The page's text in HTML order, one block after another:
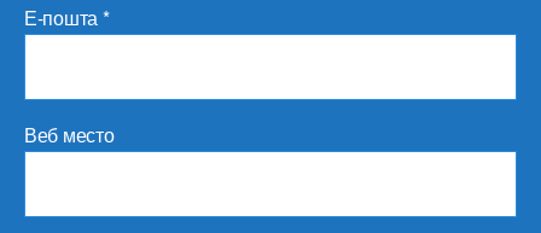
Е-пошта*
Веб место